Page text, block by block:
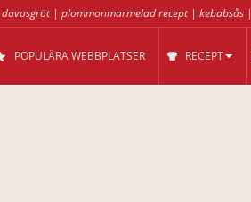
davosgröt| plommonmarmelad recept| kebabsås|
POPULÄRA WEBBPLATSER RECEPT